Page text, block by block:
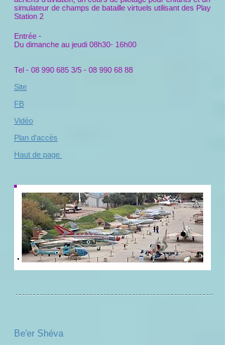
simulateur de champs de bataille virtuels utilisant des Play
Station 2
Entrée -
Du dimanche au jeudi 08h30- 16h00
Tel - 08 990 685 3/5 - 08 990 68 88
Site
FB
Vidéo
Plan d'accès
Haut de page
Be'er Shéva